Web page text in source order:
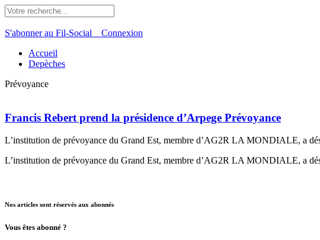
S'abonner au Fil-Social Connexion
Accueil
Depèches
Prévoyance
Francis Rebert prend la présidence d’Arpege Prévoyance
L’institution de prévoyance du Grand Est, membre d’AG2R LA MONDIALE, a
L’institution de prévoyance du Grand Est, membre d’AG2R LA MONDIALE, a
Nos articles sont réservés aux abonnés
Vous êtes abonné ?